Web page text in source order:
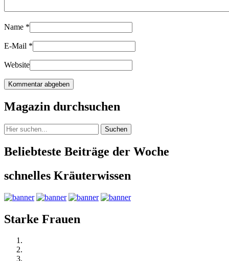
Name *
E-Mail *
Website
Magazin durchsuchen
Suchen
Beliebteste Beiträge der Woche
schnelles Kräuterwissen
Starke Frauen